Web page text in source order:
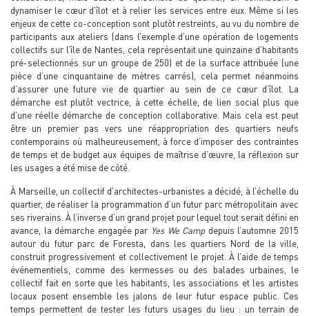
dynamiser le cœur d’îlot et à relier les services entre eux. Même si les
enjeux de cette co-conception sont plutôt restreints, au vu du nombre de
participants aux ateliers (dans l’exemple d’une opération de logements
collectifs sur l’île de Nantes, cela représentait une quinzaine d’habitants
pré-selectionnés sur un groupe de 250) et de la surface attribuée (une
pièce d’une cinquantaine de mètres carrés), cela permet néanmoins
d’assurer une future vie de quartier au sein de ce cœur d’îlot. La
démarche est plutôt vectrice, à cette échelle, de lien social plus que
d’une réelle démarche de conception collaborative. Mais cela est peut
être un premier pas vers une réappropriation des quartiers neufs
contemporains où malheureusement, à force d’imposer des contraintes
de temps et de budget aux équipes de maîtrise d’œuvre, la réflexion sur
les usages a été mise de côté.
À Marseille, un collectif d’architectes-urbanistes a décidé, à l’échelle du
quartier, de réaliser la programmation d’un futur parc métropolitain avec
ses riverains. À l’inverse d’un grand projet pour lequel tout serait défini en
avance, la démarche engagée par Yes We Campdepuis l’automne 2015
autour du futur parc de Foresta, dans les quartiers Nord de la ville,
construit progressivement et collectivement le projet. À l’aide de temps
événementiels, comme des kermesses ou des balades urbaines, le
collectif fait en sorte que les habitants, les associations et les artistes
locaux posent ensemble les jalons de leur futur espace public. Ces
temps permettent de tester les futurs usages du lieu : un terrain de